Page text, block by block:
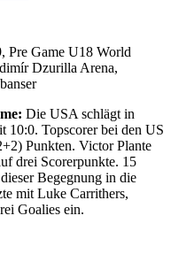
Pre Game U18 World
Dzurilla Arena,
Die USA schlägt in
10:0. Topscorer bei den US
Punkten. Victor Plante
drei Scorerpunkte. 15
Begegnung in die
mit Luke Carrithers,
Goalies ein.